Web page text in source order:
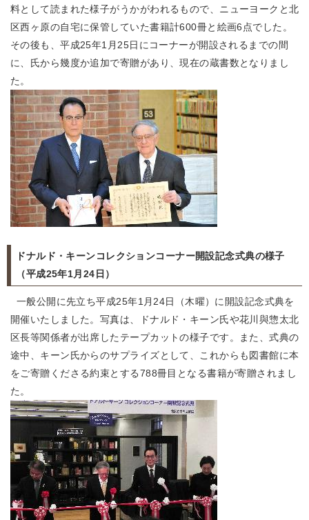
料として読まれた様子がうかがわれるもので、ニューヨークと北
区西ヶ原の自宅に保管していた書籍計600冊と絵画6点でした。
その後も、平成25年1月25日にコーナーが開設されるまでの間
に、氏から幾度か追加で寄贈があり、現在の蔵書数となりまし
た。
ドナルド・キーンコレクションコーナー開設記念式典の様子
（平成25年1月24日）
一般公開に先立ち平成25年1月24日（木曜）に開設記念式典を
開催いたしました。写真は、ドナルド・キーン氏や花川與惣太北
区長等関係者が出席したテープカットの様子です。また、式典の
途中、キーン氏からのサプライズとして、これからも図書館に本
をご寄贈くださる約束とする788冊目となる書籍が寄贈されまし
た。